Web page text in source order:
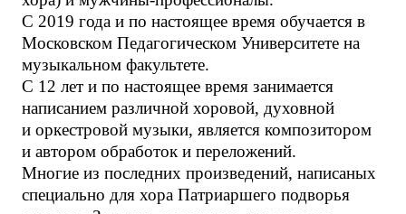
С 2019 года и по настоящее время обучается в
Московском Педагогическом Университете на
музыкальном факультете.
С 12 лет и по настоящее время занимается
написанием различной хоровой, духовной
и оркестровой музыки, является композитором
и автором обработок и переложений.
Многие из последних произведений, написаных
специально для хора Патриаршего подворья